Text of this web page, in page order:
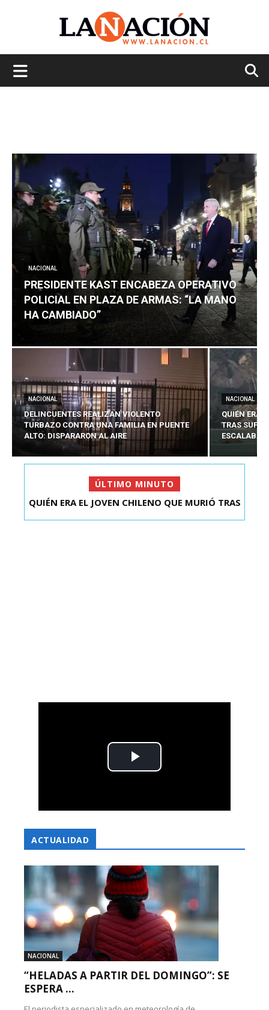
NACIONAL
PRESIDENTE KAST ENCABEZA OPERATIVO
POLICIAL EN PLAZA DE ARMAS: “LA MANO
HA CAMBIADO”
NACIONAL
DELINCUENTES REALIZAN VIOLENTO
TURBAZO CONTRA UNA FAMILIA EN PUENTE
ALTO: DISPARARON AL AIRE
NACIONAL
QUIÉN ERA
TRAS
ESCALABA
ÚLTIMO MINUTO
PRESIDENTE KAST ENCABEZA OPERATIVO
ACTUALIDAD
NACIONAL
“HELADAS A PARTIR DEL DOMINGO”: SE
ESPERA ...